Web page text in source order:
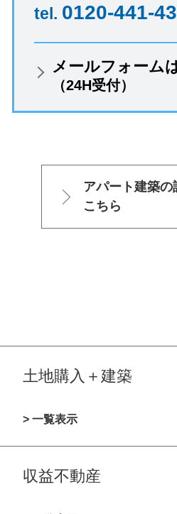
tel. 0120-441-
メールフォーム
（24H受付）
アパート建築の
こちら
土地購入＋建築
> 一覧表示
収益不動産